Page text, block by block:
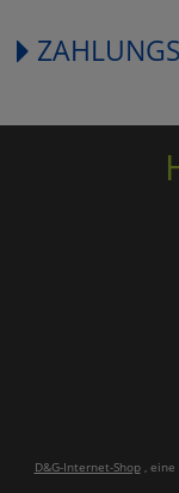
D&G-Internet-Shop, eine